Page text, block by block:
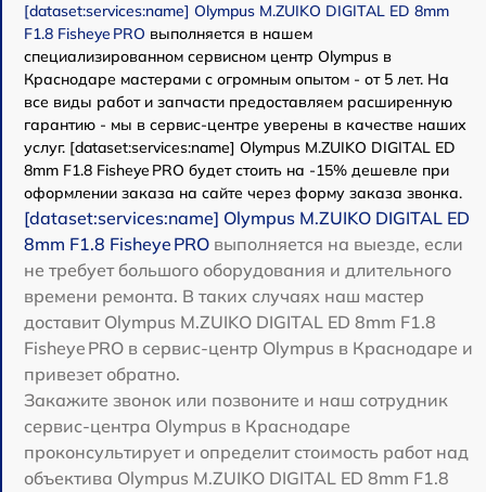
[dataset:services:name] Olympus M.ZUIKO DIGITAL ED 8mm
F1.8 Fisheye PRO выполняется в нашем
специализированном сервисном центр Olympus в
Краснодаре мастерами с огромным опытом - от 5 лет. На
все виды работ и запчасти предоставляем расширенную
гарантию - мы в сервис-центре уверены в качестве наших
услуг. [dataset:services:name] Olympus M.ZUIKO DIGITAL ED
8mm F1.8 Fisheye PRO будет стоить на -15% дешевле при
оформлении заказа на сайте через форму заказа звонка.
[dataset:services:name] Olympus M.ZUIKO DIGITAL ED
8mm F1.8 Fisheye PRO выполняется на выезде, если
не требует большого оборудования и длительного
времени ремонта. В таких случаях наш мастер
доставит Olympus M.ZUIKO DIGITAL ED 8mm F1.8
Fisheye PRO в сервис-центр Olympus в Краснодаре и
привезет обратно.
Закажите звонок или позвоните и наш сотрудник
сервис-центра Olympus в Краснодаре
проконсультирует и определит стоимость работ над
объектива Olympus M.ZUIKO DIGITAL ED 8mm F1.8